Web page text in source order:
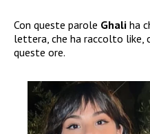
Con queste parole Ghali ha
lettera, che ha raccolto like,
queste ore.